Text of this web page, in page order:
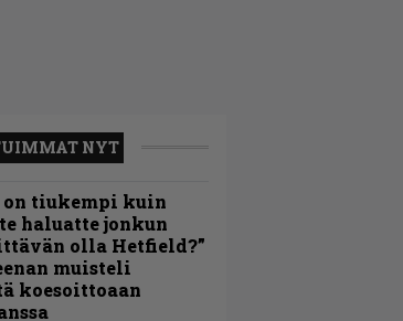
NYT
tiukempi kuin
haluatte jonkun
olla Hetfield?”
muisteli
koesoittoaan